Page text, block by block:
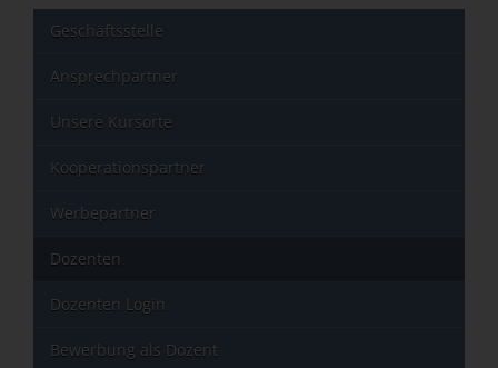
Geschäftsstelle
Ansprechpartner
Unsere Kursorte
Kooperationspartner
Werbepartner
Dozenten
Dozenten Login
Bewerbung als Dozent